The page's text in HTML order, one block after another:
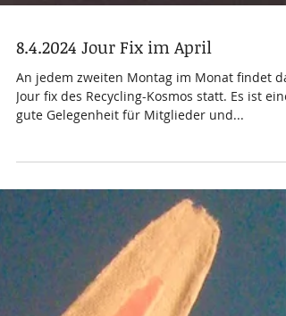
8.4.2024 Jour Fix im April
An jedem zweiten Montag im Monat findet
gute Gelegenheit für Mitglieder und...